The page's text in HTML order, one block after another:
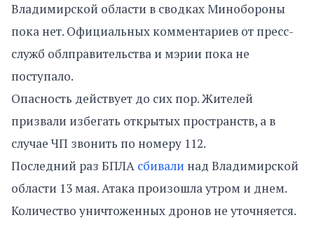
Владимирской области в сводках Минобороны
пока нет. Официальных комментариев от пресс-
служб облправительства и мэрии пока не
поступало.
Опасность действует до сих пор. Жителей
призвали избегать открытых пространств, а в
случае ЧП звонить по номеру 112.
Последний раз БПЛА сбивали над Владимирской
области 13 мая. Атака произошла утром и днем.
Количество уничтоженных дронов не уточняется.